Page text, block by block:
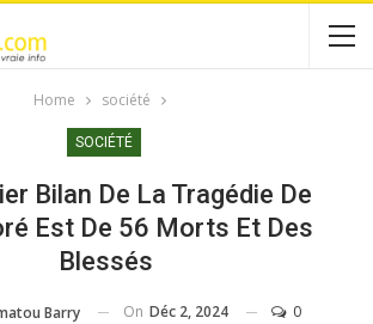
Home société
SOCIÉTÉ
Bilan De La Tragédie De
Est De 56 Morts Et Des
Blessés
Barry On Déc 2, 2024 0